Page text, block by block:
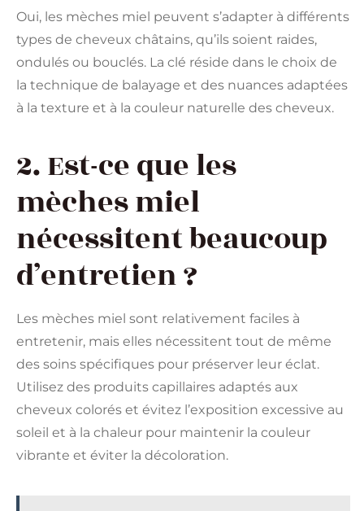
Oui, les mèches miel peuvent s’adapter à différents
types de cheveux châtains, qu’ils soient raides,
ondulés ou bouclés. La clé réside dans le choix de
la technique de balayage et des nuances adaptées
à la texture et à la couleur naturelle des cheveux.
2. Est-ce que les
mèches miel
nécessitent beaucoup
d’entretien ?
Les mèches miel sont relativement faciles à
entretenir, mais elles nécessitent tout de même
des soins spécifiques pour préserver leur éclat.
Utilisez des produits capillaires adaptés aux
cheveux colorés et évitez l’exposition excessive au
soleil et à la chaleur pour maintenir la couleur
vibrante et éviter la décoloration.